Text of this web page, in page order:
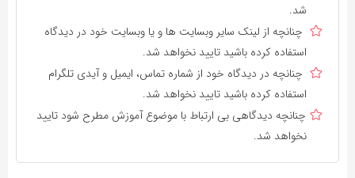
شد.
چنانچه از لینک سایر وبسایت ها و یا وبسایت خود در دیدگاه
استفاده کرده باشید تایید نخواهد شد.
چنانچه در دیدگاه خود از شماره تماس، ایمیل و آیدی تلگرام
استفاده کرده باشید تایید نخواهد شد.
چنانچه دیدگاهی بی ارتباط با موضوع آموزش مطرح شود تایید
نخواهد شد.